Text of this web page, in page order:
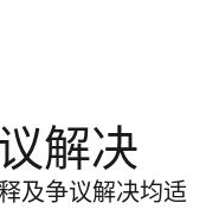
解决
及争议解决均适